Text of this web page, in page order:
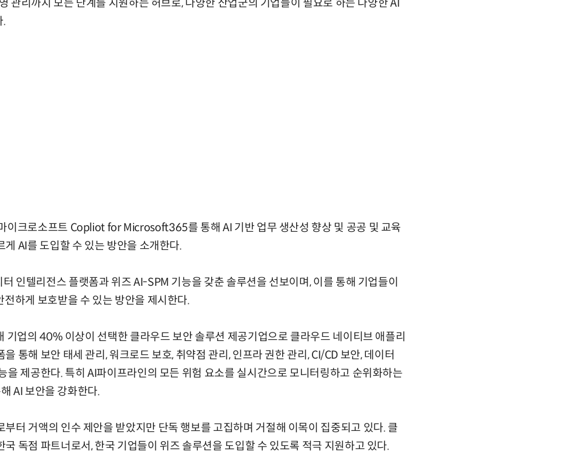
관리까지 모든 단계를 지원하는 허브로, 다양한 산업군의 기업들이 필요로 하는 다양한 AI
.
이크로소프트 Copliot for Microsoft365를 통해 AI 기반 업무 생산성 향상 및 공공 및 교육
게 AI를 도입할 수 있는 방안을 소개한다.
인텔리전스 플랫폼과 위즈 AI-SPM 기능을 갖춘 솔루션을 선보이며, 이를 통해 기업들이
전하게 보호받을 수 있는 방안을 제시한다.
기업의 40% 이상이 선택한 클라우드 보안 솔루션 제공기업으로 클라우드 네이티브 애플리
을 통해 보안 태세 관리, 워크로드 보호, 취약점 관리, 인프라 권한 관리, CI/CD 보안, 데이터
을 제공한다. 특히 AI파이프라인의 모든 위험 요소를 실시간으로 모니터링하고 순위화하는
AI 보안을 강화한다.
부터 거액의 인수 제안을 받았지만 단독 행보를 고집하며 거절해 이목이 집중되고 있다. 클
국 독점 파트너로서, 한국 기업들이 위즈 솔루션을 도입할 수 있도록 적극 지원하고 있다.